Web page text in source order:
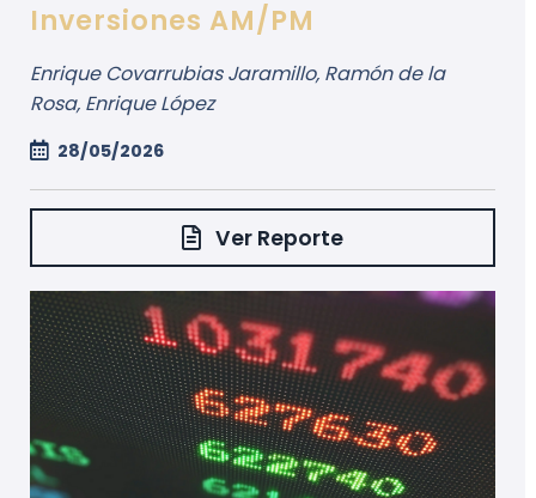
Inversiones AM/PM
Enrique Covarrubias Jaramillo, Ramón de la
Rosa, Enrique López
28/05/2026
Ver Reporte